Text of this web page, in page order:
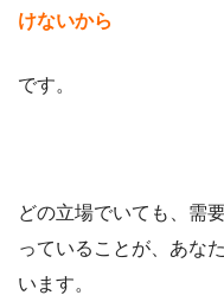
けないから
です。
どの立場でいても、
っていることが、あな
います。